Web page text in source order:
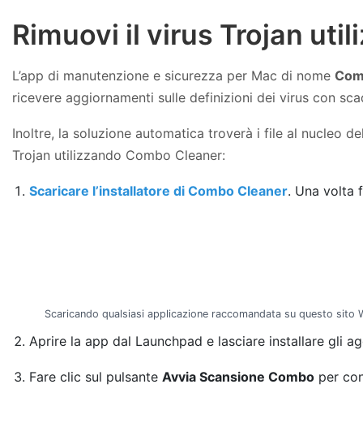
Rimuovi il virus Trojan
L’app di manutenzione e sicurezza per Mac di nome
ricevere aggiornamenti sulle definizioni dei virus con
Inoltre, la soluzione automatica troverà i file al nucleo
Trojan utilizzando Combo Cleaner:
Scaricare l’installatore di Combo Cleaner. Una volta
Scaricando qualsiasi applicazione raccomandata su questo sito
Aprire la app dal Launchpad e lasciare installare gli
Fare clic sul pulsanteAvvia Scansione Combo per